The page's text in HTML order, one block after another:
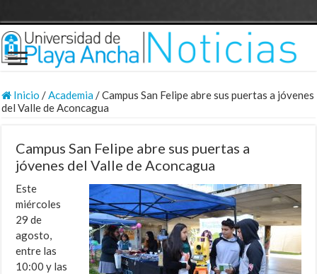
Inicio /Academia/Campus San Felipe abre sus puertas a jóvenes
del Valle de Aconcagua
Campus San Felipe abre sus puertas a
jóvenes del Valle de Aconcagua
Este
miércoles
29 de
agosto,
entre las
10:00 y las